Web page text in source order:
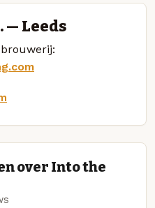
— Leeds
over Into the